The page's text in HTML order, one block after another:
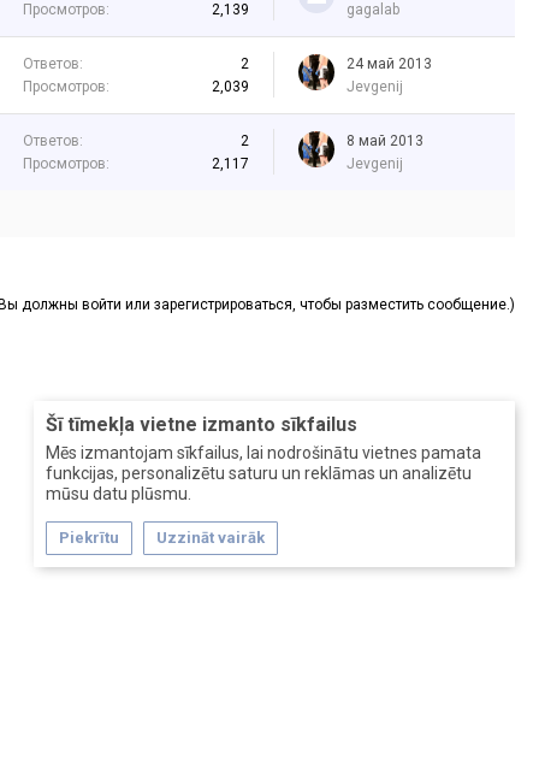
Šī tīmekļa vietne izmanto sīkfailus
Mēs izmantojam sīkfailus, lai nodrošinātu vietnes pamata
funkcijas, personalizētu saturu un reklāmas un analizētu
mūsu datu plūsmu.
Piekrītu Uzzināt vairāk
Просмотров:
2,139
gagalab
Ответов:
2
Просмотров:
2,039
24 май 2013
Jevgenij
Ответов:
2
Просмотров:
2,117
8 май 2013
Jevgenij
должны войти или зарегистрироваться, чтобы разместить сообщение.)